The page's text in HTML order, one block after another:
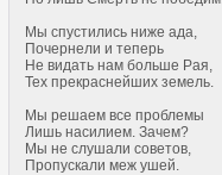
Мы спустились ниже ада,
Почернели и теперь
Не видать нам больше Рая,
Тех прекраснейших земель.
Мы решаем все проблемы
Лишь насилием. Зачем?
Мы не слушали советов,
Пропускали меж ушей.